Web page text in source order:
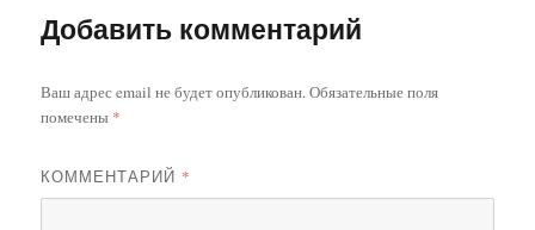
Добавить комментарий
Ваш адрес email не будет опубликован. Обязательные поля
помечены *
КОММЕНТАРИЙ *